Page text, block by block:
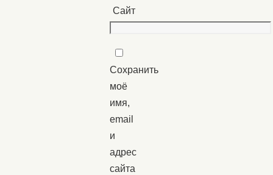
Сайт
Сохранить
моё
имя,
email
и
адрес
сайта